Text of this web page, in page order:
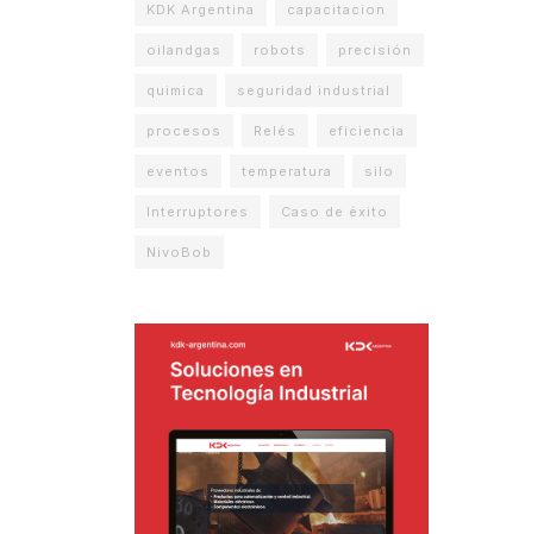
KDK Argentina capacitacion
oilandgas robots precisión
quimica seguridad industrial
procesos Relés eficiencia
eventos temperatura silo
Interruptores Caso de éxito
NivoBob